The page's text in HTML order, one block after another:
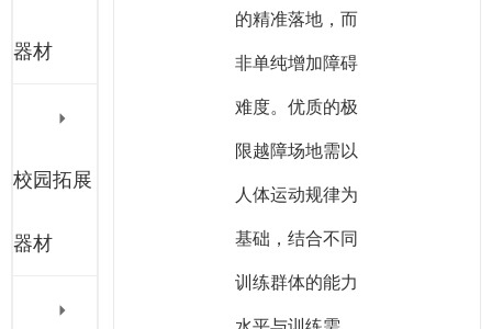
器材
校园拓展
器材
的精准落地，而
非单纯增加障碍
难度。优质的极
限越障场地需以
人体运动规律为
基础，结合不同
训练群体的能力